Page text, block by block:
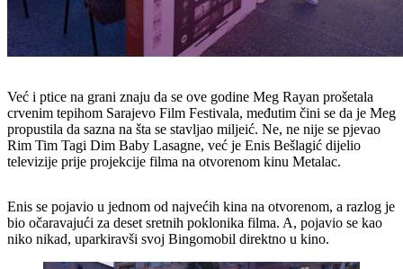
Već i ptice na grani znaju da se ove godine Meg Rayan prošetala
crvenim tepihom Sarajevo Film Festivala, međutim čini se da je Meg
propustila da sazna na šta se stavljao miljeić. Ne, ne nije se pjevao
Rim Tim Tagi Dim Baby Lasagne, već je Enis Bešlagić dijelio
televizije prije projekcije filma na otvorenom kinu Metalac.
Enis se pojavio u jednom od najvećih kina na otvorenom, a razlog je
bio očaravajući za deset sretnih poklonika filma. A, pojavio se kao
niko nikad, uparkiravši svoj Bingomobil direktno u kino.